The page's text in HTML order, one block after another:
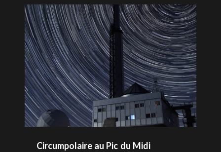
Circumpolaire au Pic du Midi